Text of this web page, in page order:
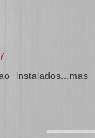
instalados...mas